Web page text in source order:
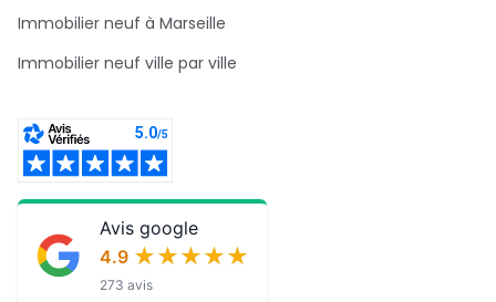
Immobilier neuf à Marseille
Immobilier neuf ville par ville
Avis google
4.9 ★★★★★
★★★★★
273 avis